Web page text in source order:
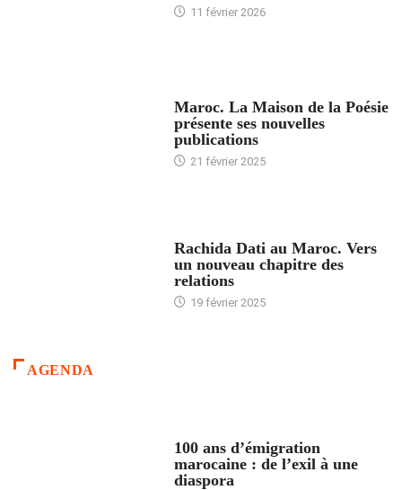
11 février 2026
Maroc. La Maison de la Poésie
présente ses nouvelles
publications
21 février 2025
Rachida Dati au Maroc. Vers
un nouveau chapitre des
relations
19 février 2025
AGENDA
100 ans d’émigration
marocaine : de l’exil à une
diaspora